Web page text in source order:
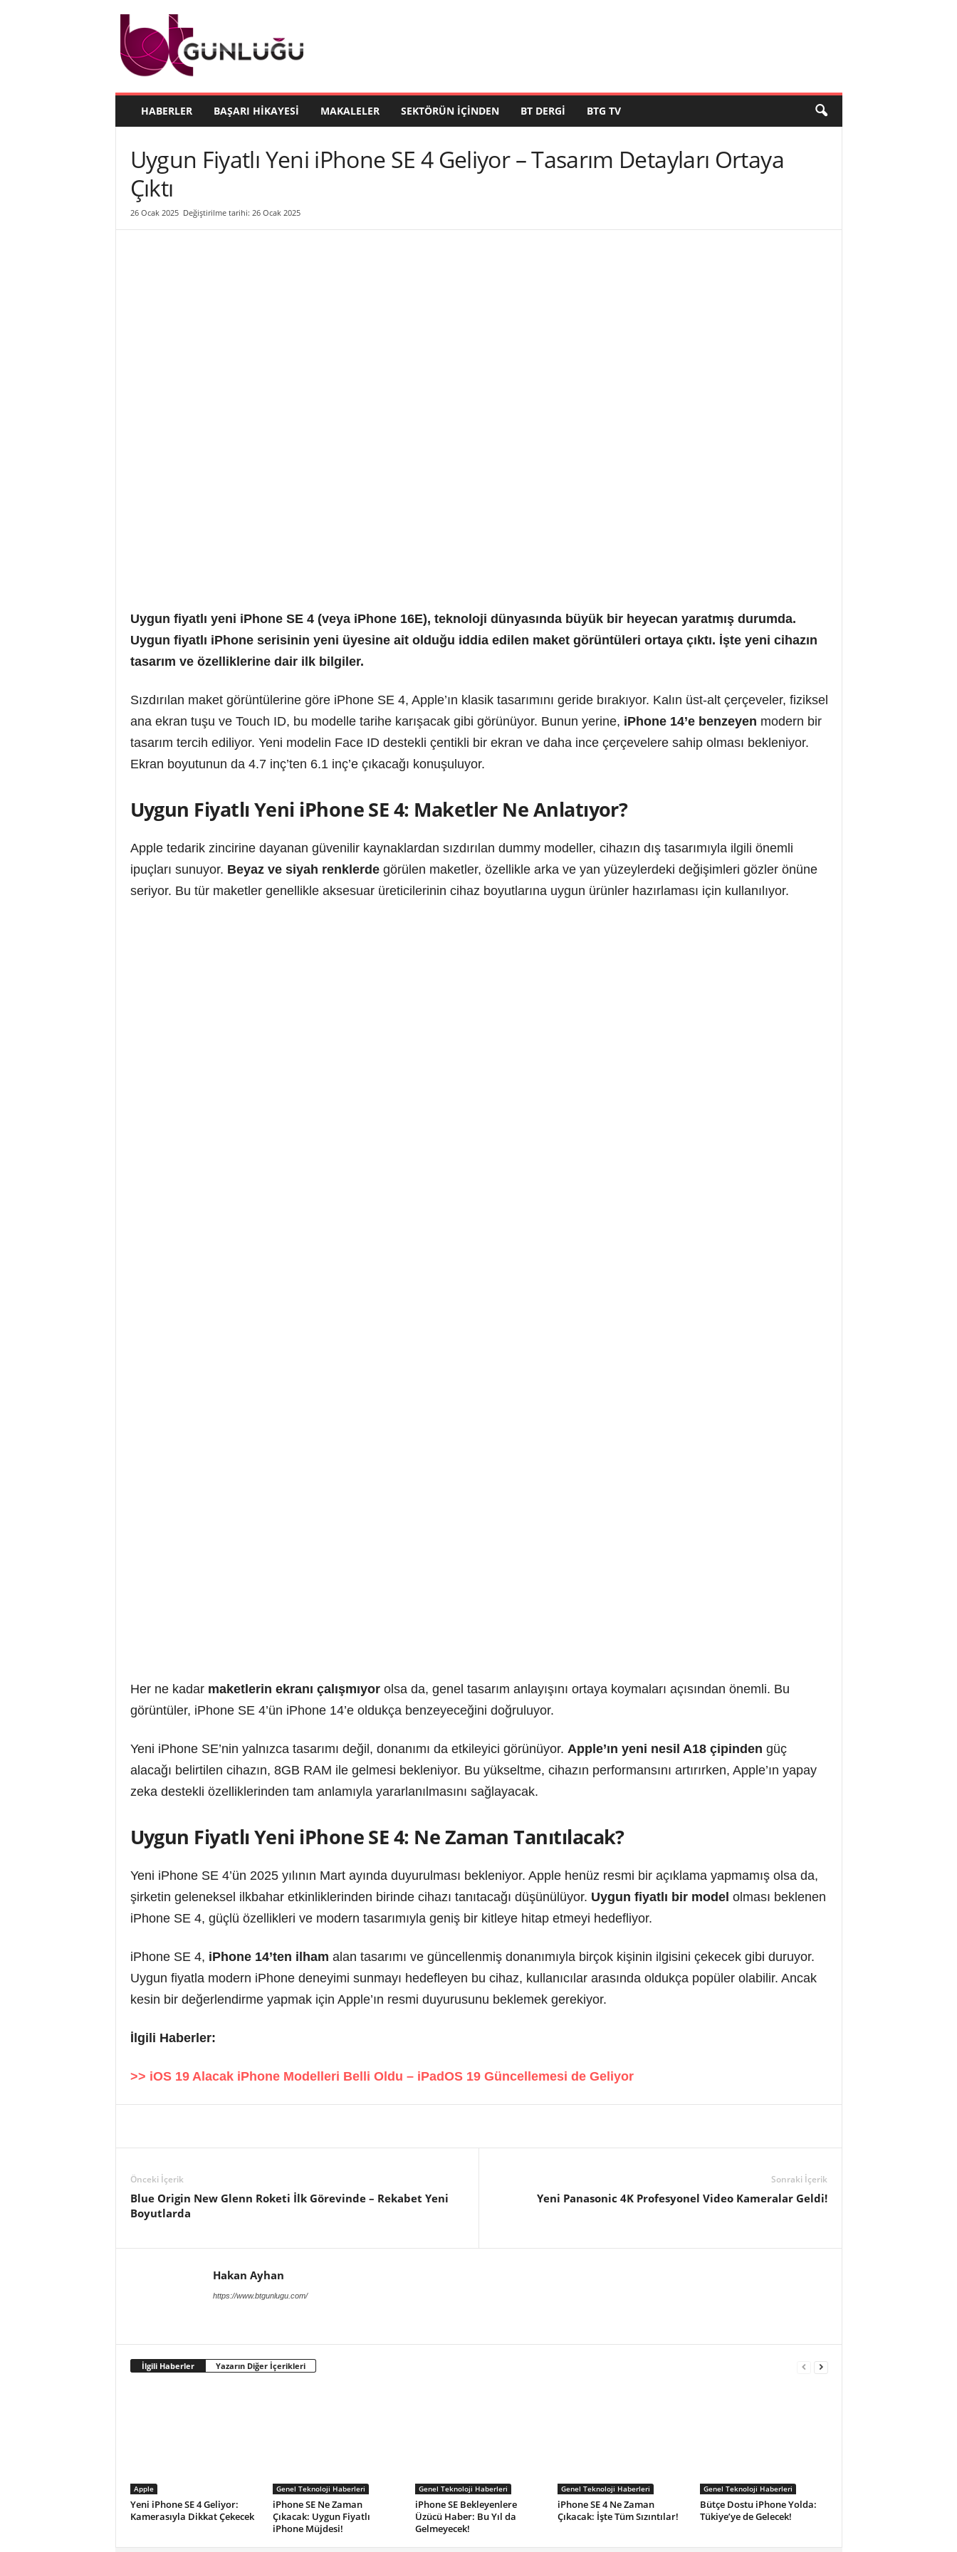
B
HABERLER BAŞARI HIKAYESI MAKALELER SEKTÖRÜN İÇINDEN BT DERGI BTG TV
Uygun Fiyatlı Yeni iPhone SE 4 Geliyor – Tasarım Detayları Ortaya
Çıktı
26 Ocak 2025 Değiştirilme tarihi: 26 Ocak 2025
Uygun fiyatlı yeni iPhone SE 4 (veya iPhone 16E), teknoloji dünyasında büyük bir heyecan yaratmış durumda.
Uygun fiyatlı iPhone serisinin yeni üyesine ait olduğu iddia edilen maket görüntüleri ortaya çıktı. İşte yeni cihazın
tasarım ve özelliklerine dair ilk bilgiler.
Sızdırılan maket görüntülerine göre iPhone SE 4, Apple’ın klasik tasarımını geride bırakıyor. Kalın üst-alt çerçeveler, fiziksel
ana ekran tuşu ve Touch ID, bu modelle tarihe karışacak gibi görünüyor. Bunun yerine, iPhone 14’e benzeyen modern bir
tasarım tercih ediliyor. Yeni modelin Face ID destekli çentikli bir ekran ve daha ince çerçevelere sahip olması bekleniyor.
Ekran boyutunun da 4.7 inç’ten 6.1 inç’e çıkacağı konuşuluyor.
Uygun Fiyatlı Yeni iPhone SE 4: Maketler Ne Anlatıyor?
Apple tedarik zincirine dayanan güvenilir kaynaklardan sızdırılan dummy modeller, cihazın dış tasarımıyla ilgili önemli
ipuçları sunuyor. Beyaz ve siyah renklerdegörülen maketler, özellikle arka ve yan yüzeylerdeki değişimleri gözler önüne
seriyor. Bu tür maketler genellikle aksesuar üreticilerinin cihaz boyutlarına uygun ürünler hazırlaması için kullanılıyor.
Her ne kadar maketlerin ekranı çalışmıyorolsa da, genel tasarım anlayışını ortaya koymaları açısından önemli. Bu
görüntüler, iPhone SE 4’ün iPhone 14’e oldukça benzeyeceğini doğruluyor.
Yeni iPhone SE’nin yalnızca tasarımı değil, donanımı da etkileyici görünüyor. Apple’ın yeni nesil A18 çipinden güç
alacağı belirtilen cihazın, 8GB RAM ile gelmesi bekleniyor. Bu yükseltme, cihazın performansını artırırken, Apple’ın yapay
zeka destekli özelliklerinden tam anlamıyla yararlanılmasını sağlayacak.
Uygun Fiyatlı Yeni iPhone SE 4: Ne Zaman Tanıtılacak?
Yeni iPhone SE 4’ün 2025 yılının Mart ayında duyurulması bekleniyor. Apple henüz resmi bir açıklama yapmamış olsa da,
şirketin geleneksel ilkbahar etkinliklerinden birinde cihazı tanıtacağı düşünülüyor. Uygun fiyatlı bir model olması beklenen
iPhone SE 4, güçlü özellikleri ve modern tasarımıyla geniş bir kitleye hitap etmeyi hedefliyor.
iPhone SE 4, iPhone 14’ten ilham alan tasarımı ve güncellenmiş donanımıyla birçok kişinin ilgisini çekecek gibi duruyor.
Uygun fiyatla modern iPhone deneyimi sunmayı hedefleyen bu cihaz, kullanıcılar arasında oldukça popüler olabilir. Ancak
kesin bir değerlendirme yapmak için Apple’ın resmi duyurusunu beklemek gerekiyor.
İlgili Haberler:
>> iOS 19 Alacak iPhone Modelleri Belli Oldu – iPadOS 19 Güncellemesi de Geliyor
Önceki İçerik
Blue Origin New Glenn Roketi İlk Görevinde – Rekabet Yeni
Boyutlarda
Sonraki İçerik
Yeni Panasonic 4K Profesyonel Video Kameralar Geldi!
Hakan Ayhan
https://www.btgunlugu.com/
İlgili Haberler Yazarın Diğer İçerikleri
Apple
Yeni iPhone SE 4 Geliyor:
Kamerasıyla Dikkat Çekecek
Genel Teknoloji Haberleri
iPhone SE Ne Zaman
Çıkacak: Uygun Fiyatlı
iPhone Müjdesi!
Genel Teknoloji Haberleri
iPhone SE Bekleyenlere
Üzücü Haber: Bu Yıl da
Gelmeyecek!
Genel Teknoloji Haberleri
iPhone SE 4 Ne Zaman
Çıkacak: İşte Tüm Sızıntılar!
Genel Teknoloji Haberleri
Bütçe Dostu iPhone Yolda:
Tükiye’ye de Gelecek!